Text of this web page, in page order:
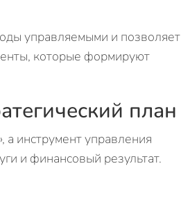
управляемыми и позволяет
которые формируют
план
а инструмент управления
и финансовый результат.